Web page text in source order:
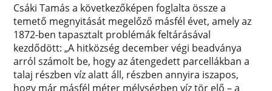
Csáki Tamás a következőképen foglalta össze a
temető megnyitását megelőző másfél évet, amely az
1872-ben tapasztalt problémák feltárásával
kezdődött: A hitközség december végi beadványa
arról számolt be, hogy az átengedett parcellákban a
talaj részben víz alatt áll, részben annyira iszapos,
hogy már másfél méter mélységben víz tör elő – a